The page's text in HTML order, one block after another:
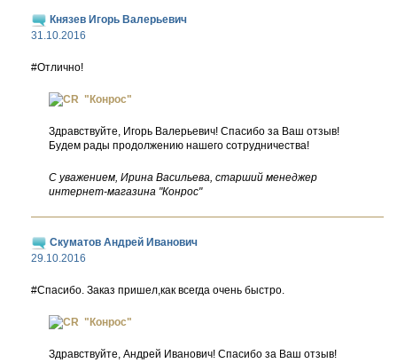
Князев Игорь Валерьевич
31.10.2016
#Отлично!
"Конрос"
Здравствуйте, Игорь Валерьевич! Спасибо за Ваш отзыв!
Будем рады продолжению нашего сотрудничества!
С уважением, Ирина Васильева, старший менеджер
интернет-магазина "Конрос"
Скуматов Андрей Иванович
29.10.2016
#Спасибо. Заказ пришел,как всегда очень быстро.
"Конрос"
Здравствуйте, Андрей Иванович! Спасибо за Ваш отзыв!